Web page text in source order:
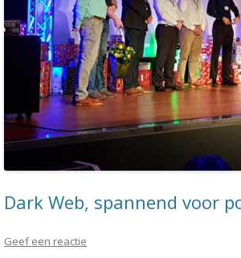
Dark Web, spannend voor
Geef een reactie